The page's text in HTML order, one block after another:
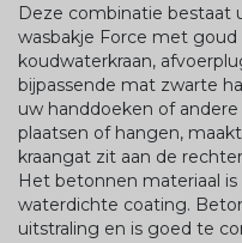
Deze combinatie bestaat
wasbakje Force met
koudwaterkraan,
bijpassende mat zwarte
uw handdoeken of
plaatsen of hangen,
kraangat zit aan de
Het betonnen materiaal
waterdichte coating.
uitstraling en is goed te